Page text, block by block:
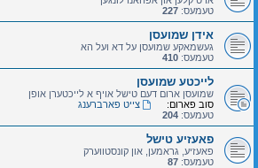
טעמעס: 227
אידן שמועסן
געשמאקע שמועסן על דא ועל הא
טעמעס: 410
לייכטע שמועסן
שמועסן ארום דעם טישל אויף א לייכטערן אופן
סוב פארום:
צייט פארברענג
טעמעס: 204
פאעזיע טישל
פאעזיע, גראמען, און קונסטווערק
טעמעס: 87